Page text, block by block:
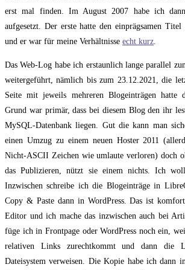
erst mal finden. Im August 2007 habe ich
aufgesetzt. Der erste hatte den einprägsamen
und er war für meine Verhältnisse echt kurz
Das Web-Log habe ich erstaunlich lange parallel
weitergeführt, nämlich bis zum 23.12.2021, die
Seite mit jeweils mehreren Blogeinträgen hatte
Grund war primär, dass bei diesem Blog den ihr
MySQL-Datenbank liegen. Gut die kann man
einen Umzug zu einem neuen Hoster 2011
Nicht-ASCII Zeichen wie umlaute verloren) doch
das Publizieren, nützt sie einem nichts. Ich
Inzwischen schreibe ich die Blogeinträge in
Copy & Paste dann in WordPress. Das ist
Editor und ich mache das inzwischen auch bei
füge ich in Frontpage oder WordPress noch ein,
relativen Links zurechtkommt und dann die
Dateisystem verweisen. Die Kopie habe ich dann